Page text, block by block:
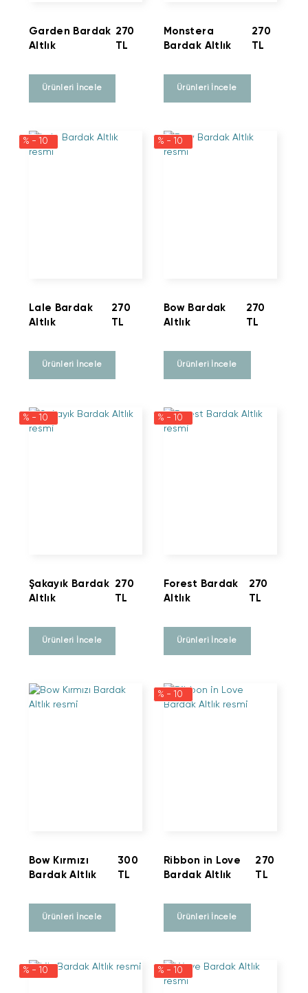
Garden Bardak
Altlık
270
TL
Ürünleri İncele
Monstera
Bardak Altlık
270
TL
Ürünleri İncele
% - 10
Lale Bardak
Altlık
270
TL
Ürünleri İncele
% - 10
Bow Bardak
Altlık
270
TL
Ürünleri İncele
% - 10
Şakayık Bardak
Altlık
270
TL
Ürünleri İncele
% - 10
Forest Bardak
Altlık
270
TL
Ürünleri İncele
Bow Kırmızı
Bardak Altlık
300
TL
Ürünleri İncele
% - 10
Ribbon in Love
Bardak Altlık
270
TL
Ürünleri İncele
% - 10 % - 10